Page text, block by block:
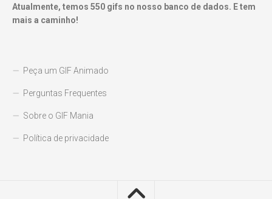
Atualmente, temos 550 gifs no nosso banco de dados. E tem
mais a caminho!
Peça um GIF Animado
Perguntas Frequentes
Sobre o GIF Mania
Política de privacidade